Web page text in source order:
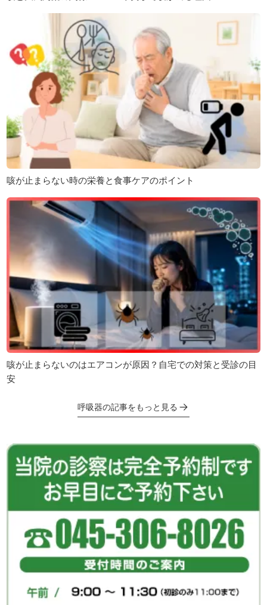
咳が止まらない時の栄養と食事ケアのポイント
咳が止まらないのはエアコンが原因？自宅での対策と受診の目
安
呼吸器の記事をもっと見る